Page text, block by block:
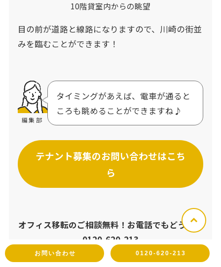
10階貸室内からの眺望
目の前が道路と線路になりますので、川崎の街並
みを臨むことができます！
編集部
タイミングがあえば、電車が通ると
ころも眺めることができますね♪
テナント募集のお問い合わせはこち
ら
オフィス移転のご相談無料！お電話でもどうぞ▼
0120-620-213
お問い合わせ 0120-620-213